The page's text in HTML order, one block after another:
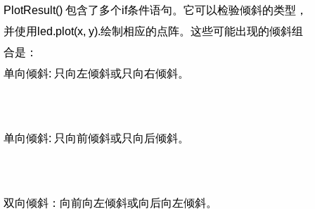
PlotResult() 包含了多个if条件语句。它可以检验倾斜的类型，
并使用led.plot(x, y).绘制相应的点阵。这些可能出现的倾斜组
合是：
单向倾斜: 只向左倾斜或只向右倾斜。
单向倾斜: 只向前倾斜或只向后倾斜。
双向倾斜：向前向左倾斜或向后向左倾斜。